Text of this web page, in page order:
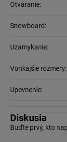
Otváranie:
Snowboard:
Uzamykanie:
Vonkajšie rozmery:
Upevnenie:
Diskusia
Buďte prvý, kto